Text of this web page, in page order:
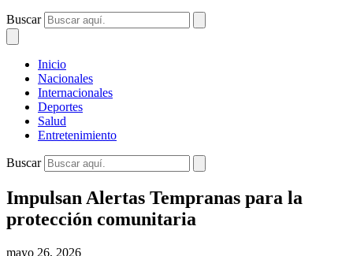
Buscar
Inicio
Nacionales
Internacionales
Deportes
Salud
Entretenimiento
Buscar
Impulsan Alertas Tempranas para la
protección comunitaria
mayo 26, 2026